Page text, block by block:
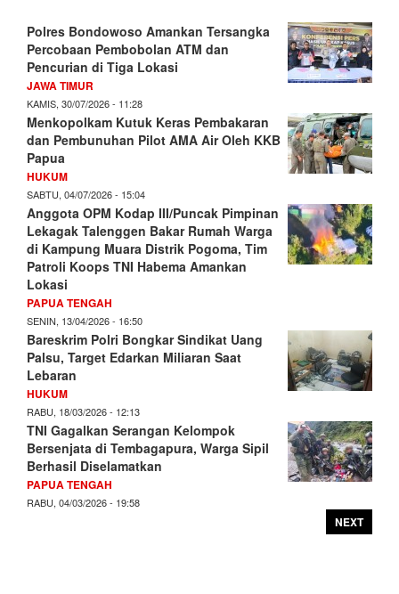
Polres Bondowoso Amankan Tersangka
Percobaan Pembobolan ATM dan
Pencurian di Tiga Lokasi
JAWA TIMUR
KAMIS, 30/07/2026 - 11:28
Menkopolkam Kutuk Keras Pembakaran
dan Pembunuhan Pilot AMA Air Oleh KKB
Papua
HUKUM
SABTU, 04/07/2026 - 15:04
Anggota OPM Kodap III/Puncak Pimpinan
Lekagak Talenggen Bakar Rumah Warga
di Kampung Muara Distrik Pogoma, Tim
Patroli Koops TNI Habema Amankan
Lokasi
PAPUA TENGAH
SENIN, 13/04/2026 - 16:50
Bareskrim Polri Bongkar Sindikat Uang
Palsu, Target Edarkan Miliaran Saat
Lebaran
HUKUM
RABU, 18/03/2026 - 12:13
TNI Gagalkan Serangan Kelompok
Bersenjata di Tembagapura, Warga Sipil
Berhasil Diselamatkan
PAPUA TENGAH
RABU, 04/03/2026 - 19:58
NEXT